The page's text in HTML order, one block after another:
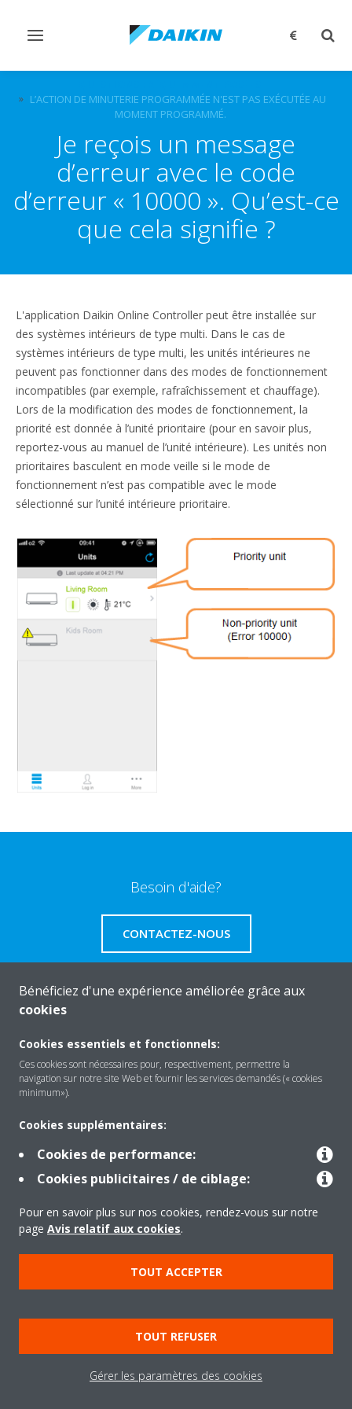
Afficher/masquer
L’ACTION DE MINUTERIE PROGRAMMÉE N'EST PAS EXÉCUTÉE AU
MOMENT PROGRAMMÉ.
Je reçois un message
d’erreur avec le code
d’erreur « 10000 ». Qu’est-ce
que cela signifie ?
L'application Daikin Online Controller peut être installée sur
des systèmes intérieurs de type multi. Dans le cas de
systèmes intérieurs de type multi, les unités intérieures ne
peuvent pas fonctionner dans des modes de fonctionnement
incompatibles (par exemple, rafraîchissement et chauffage).
Lors de la modification des modes de fonctionnement, la
priorité est donnée à l’unité prioritaire (pour en savoir plus,
reportez-vous au manuel de l’unité intérieure). Les unités non
prioritaires basculent en mode veille si le mode de
fonctionnement n’est pas compatible avec le mode
sélectionné sur l’unité intérieure prioritaire.
Besoin d'aide?
CONTACTEZ-NOUS
Solutions
Contact
Outils
Copyright © Daikin
Mentions légales
Avis relatif aux cookies
Politique de Protection des Données
Éthique de l'entreprise
Directives sur la "Nétiquette"
Bénéficiez d'une expérience améliorée grâce aux
cookies
Cookies essentiels et fonctionnels:
Ces cookies sont nécessaires pour, respectivement, permettre la
navigation sur notre site Web et fournir les services demandés (« cookies
minimum»).
Cookies supplémentaires:
Cookies de performance:
Cookies publicitaires / de ciblage:
Pour en savoir plus sur nos cookies, rendez-vous sur notre
page Avis relatif aux cookies.
TOUT ACCEPTER
TOUT REFUSER
Gérer les paramètres des cookies